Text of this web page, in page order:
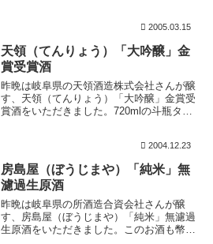
開栓は一昨日です。上立ち香は、心地よく
香ります。含...
2005.03.15
天領（てんりょう）「大吟醸」金
賞受賞酒
昨晩は岐阜県の天領酒造株式会社さんが醸
す、天領（てんりょう）「大吟醸」金賞受
賞酒をいただきました。720mlの斗瓶タイ
蔵庫に入りにくくて泣かされます。
（笑） 上立...
2004.12.23
房島屋（ぼうじまや）「純米」無
濾過生原酒
昨晩は岐阜県の所酒造合資会社さんが醸
す、房島屋（ぼうじまや）「純米」無濾過
生原酒をいただきました。このお酒も幣サ